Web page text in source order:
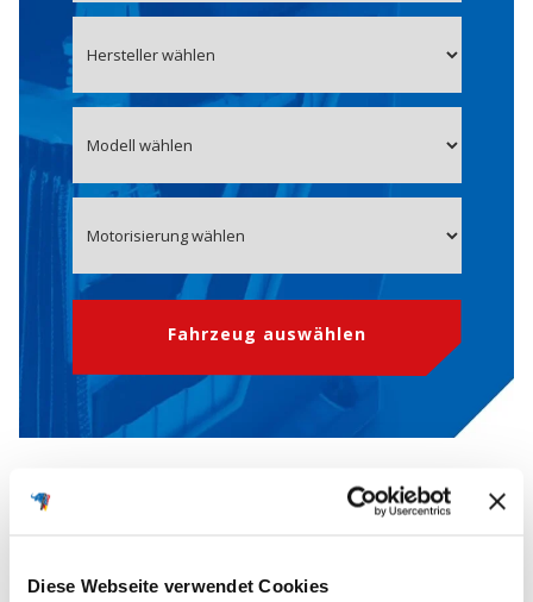
Diese Webseite verwendet Cookies
Fahrzeug auswählen
OE-Nummer 8645083 Starterbatterie